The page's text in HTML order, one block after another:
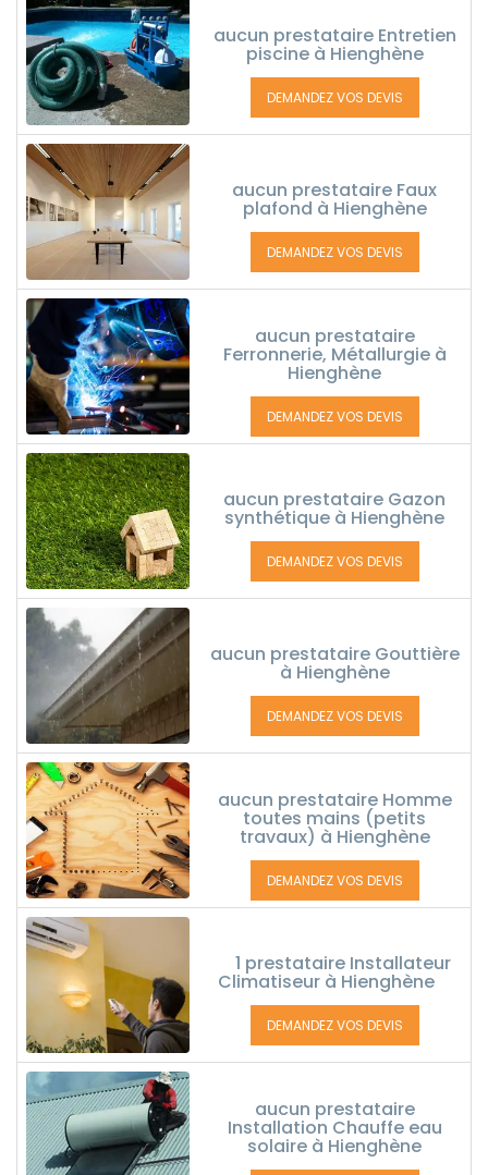
aucun prestataire Entretien
piscine à Hienghène
DEMANDEZ VOS DEVIS
aucun prestataire Faux
plafond à Hienghène
DEMANDEZ VOS DEVIS
aucun prestataire
Ferronnerie, Métallurgie à
Hienghène
DEMANDEZ VOS DEVIS
aucun prestataire Gazon
synthétique à Hienghène
DEMANDEZ VOS DEVIS
aucun prestataire Gouttière
à Hienghène
DEMANDEZ VOS DEVIS
aucun prestataire Homme
toutes mains (petits
travaux) à Hienghène
DEMANDEZ VOS DEVIS
1 prestataire Installateur
Climatiseur à Hienghène
DEMANDEZ VOS DEVIS
aucun prestataire
Installation Chauffe eau
solaire à Hienghène